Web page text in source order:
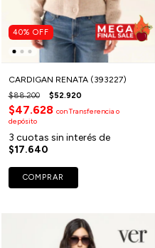
40% OFF
CARDIGAN RENATA (393227)
$88.200 $52.920
$47.628 conTransferencia o
depósito
3 cuotas sin interés de
$17.640
COMPRAR